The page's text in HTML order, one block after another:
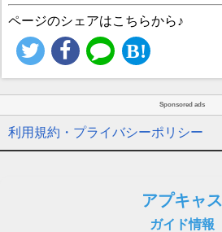
ページのシェアはこちらから♪
Sponsored ads
利用規約・プライバシーポリシー
アプキャス
ガイド情報